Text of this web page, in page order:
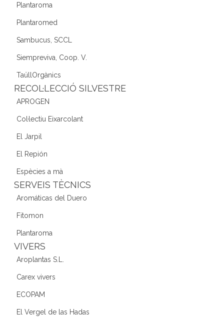
Plantaroma
Plantaromed
Sambucus, SCCL
Siempreviva, Coop. V.
TaüllOrgànics
RECOL·LECCIÓ SILVESTRE
APROGEN
Col·lectiu Eixarcolant
El Jarpil
El Repión
Espècies a mà
SERVEIS TÈCNICS
Aromáticas del Duero
Fitomon
Plantaroma
VIVERS
Aroplantas S.L.
Carex vivers
ECOPAM
El Vergel de las Hadas